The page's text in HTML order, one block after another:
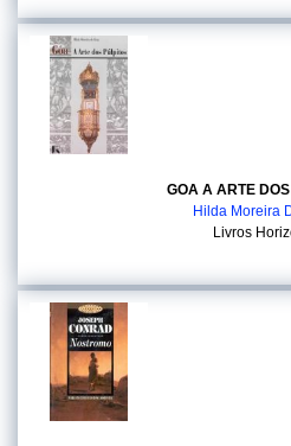
GOA A ARTE
Hilda Moreira
Livros